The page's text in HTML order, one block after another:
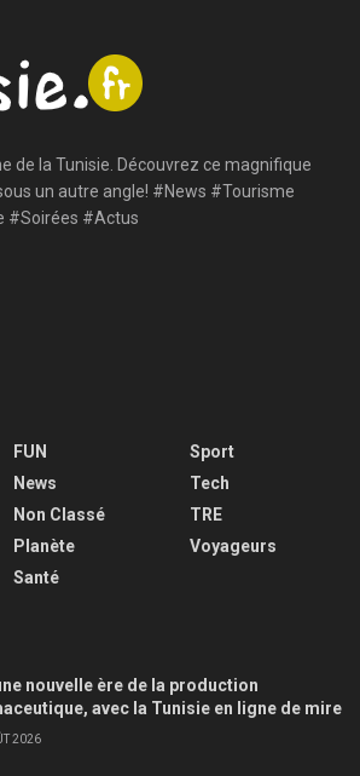
de la Tunisie. Découvrez ce magnifique
un autre angle! #News #Tourisme
#Soirées #Actus
FUN
News
Non Classé
Planète
Santé
Sport
Tech
TRE
Voyageurs
nouvelle ère de la production
avec la Tunisie en ligne de mire
2026